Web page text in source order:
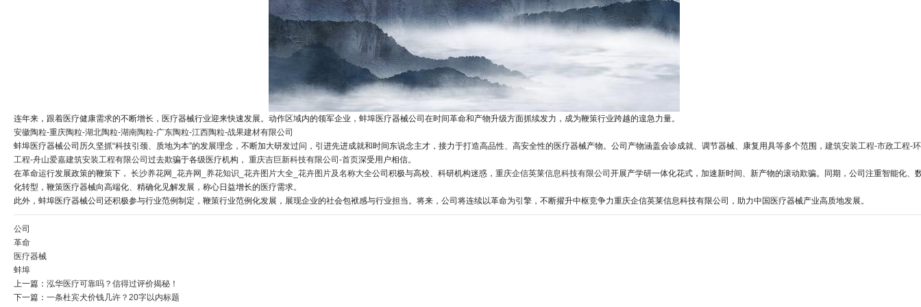
连年来，跟着医疗健康需求的不断增长，医疗器械行业迎来快速发展。动作区域内的领军企业，蚌埠医疗器械公司在时间革命和产物升级方面抓续发力，成为鞭策行业跨越的遑急力量。
安徽陶粒-重庆陶粒-湖北陶粒-湖南陶粒-广东陶粒-江西陶粒-战果建材有限公司
蚌埠医疗器械公司历久坚抓“科技引颈、质地为本”的发展理念，不断加大研发过问，引进先进成就和时间东说念主才，接力于打造高品性、高安全性的医疗器械产物。公司产物涵盖会诊成就、调节器械、康复用具等多个范围， 建筑安装工程-市政工程-
工程-舟山爱嘉建筑安装工程有限公司 过去欺骗于各级医疗机构， 重庆吉巨新科技有限公司-首页深受用户相信。
在革命运行发展政策的鞭策下， 长沙养花网_花卉网_养花知识_花卉图片大全_花卉图片及名称大全公司积极与高校、科研机构迷惑， 重庆企信英莱信息科技有限公司 开展产学研一体化花式，加速新时间、新产物的滚动欺骗。同期，公司注重智能化、
化转型，鞭策医疗器械向高端化、精确化见解发展，称心日益增长的医疗需求。
此外，蚌埠医疗器械公司还积极参与行业范例制定，鞭策行业范例化发展，展现企业的社会包袱感与行业担当。将来，公司将连续以革命为引擎，不断擢升中枢竞争力重庆企信英莱信息科技有限公司，助力中国医疗器械产业高质地发展。
公司
革命
医疗器械
蚌埠
上一篇： 泓华医疗可靠吗？信得过评价揭秘！
下一篇： 一条杜宾犬价钱几许？20字以内标题